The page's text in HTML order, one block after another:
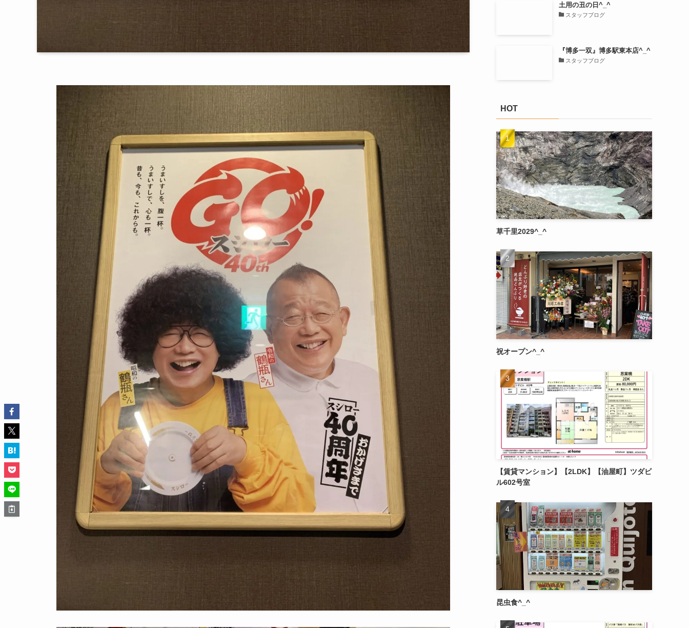
土用の丑の日^_^
スタッフブログ
『博多一双』博多駅東本店^_^
スタッフブログ
HOT
草千里2029^_^
祝オープン^_^
【賃貸マンション】【2LDK】【油屋町】ツダビ
ル602号室
昆虫食^_^